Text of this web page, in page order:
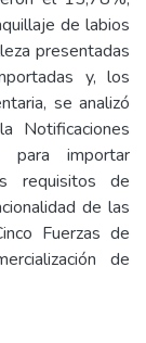
de labios
presentadas
y, los
se analizó
Notificaciones
para importar
requisitos de
de las
Fuerzas de
de